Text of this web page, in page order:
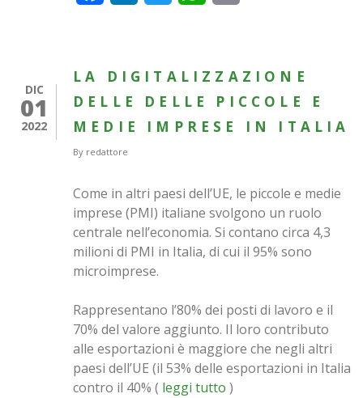
DIC
01
2022
LA DIGITALIZZAZIONE
DELLE DELLE PICCOLE E
MEDIE IMPRESE IN ITALIA
By redattore
Come in altri paesi dell’UE, le piccole e medie
imprese (PMI) italiane svolgono un ruolo
centrale nell’economia. Si contano circa 4,3
milioni di PMI in Italia, di cui il 95% sono
microimprese.
Rappresentano l’80% dei posti di lavoro e il
70% del valore aggiunto. Il loro contributo
alle esportazioni è maggiore che negli altri
paesi dell’UE (il 53% delle esportazioni in Italia
contro il 40% ( leggi tutto )